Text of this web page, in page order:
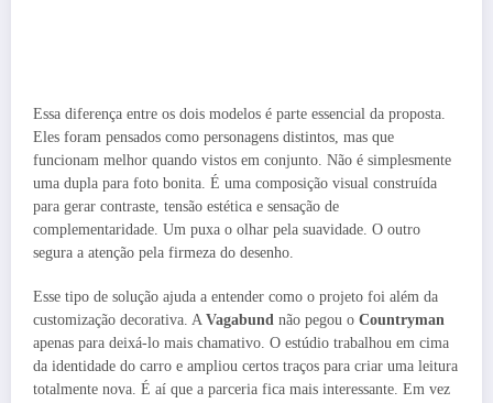
Essa diferença entre os dois modelos é parte essencial da proposta.
Eles foram pensados como personagens distintos, mas que
funcionam melhor quando vistos em conjunto. Não é simplesmente
uma dupla para foto bonita. É uma composição visual construída
para gerar contraste, tensão estética e sensação de
complementaridade. Um puxa o olhar pela suavidade. O outro
segura a atenção pela firmeza do desenho.
Esse tipo de solução ajuda a entender como o projeto foi além da
customização decorativa. A Vagabund não pegou o Countryman
apenas para deixá-lo mais chamativo. O estúdio trabalhou em cima
da identidade do carro e ampliou certos traços para criar uma leitura
totalmente nova. É aí que a parceria fica mais interessante. Em vez